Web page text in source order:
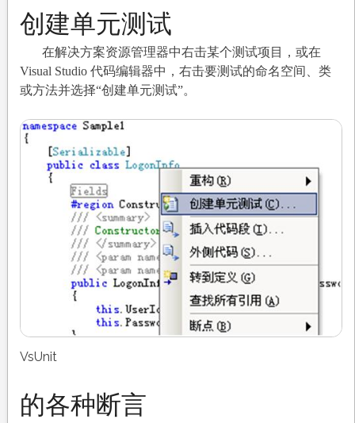
创建单元测试
在解决方案资源管理器中右击某个测试项目，或在
Visual Studio 代码编辑器中，右击要测试的命名空间、类
或方法并选择“创建单元测试”。
VsUnit
的各种断言